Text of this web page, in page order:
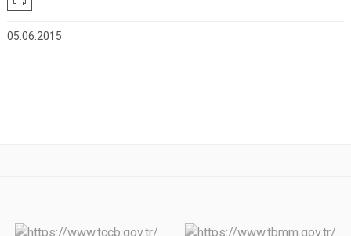
05.06.2015